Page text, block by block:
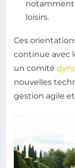
notamment
loisirs.
Ces
continue avec
un comité
nouvelles
gestion agile